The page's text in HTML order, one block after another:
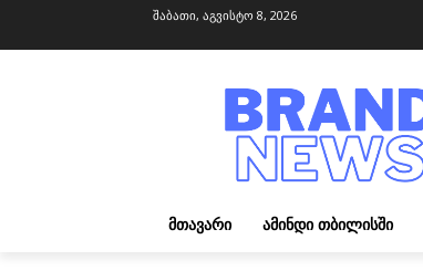
შაბათი, აგვისტო 8, 2026
ᲛᲗᲐᲕᲐᲠᲘ ᲐᲛᲘᲜᲓᲘ ᲗᲑᲘᲚᲘᲡᲨᲘ